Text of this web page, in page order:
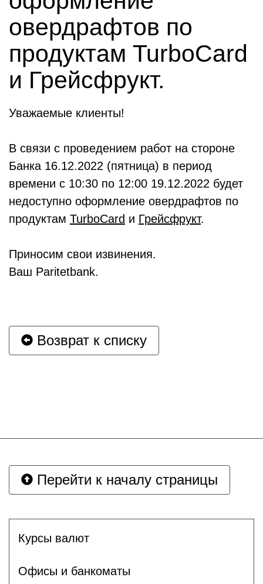
овердрафтов по
продуктам TurboCard
и Грейсфрукт.
Уважаемые клиенты!
В связи с проведением работ на стороне
Банка 16.12.2022 (пятница) в период
времени с 10:30 по 12:00 19.12.2022 будет
недоступно оформление овердрафтов по
продуктам TurboCard и Грейсфрукт.
Приносим свои извинения.
Ваш Paritetbank.
Возврат к списку
Перейти к началу страницы
Курсы валют
Офисы и банкоматы